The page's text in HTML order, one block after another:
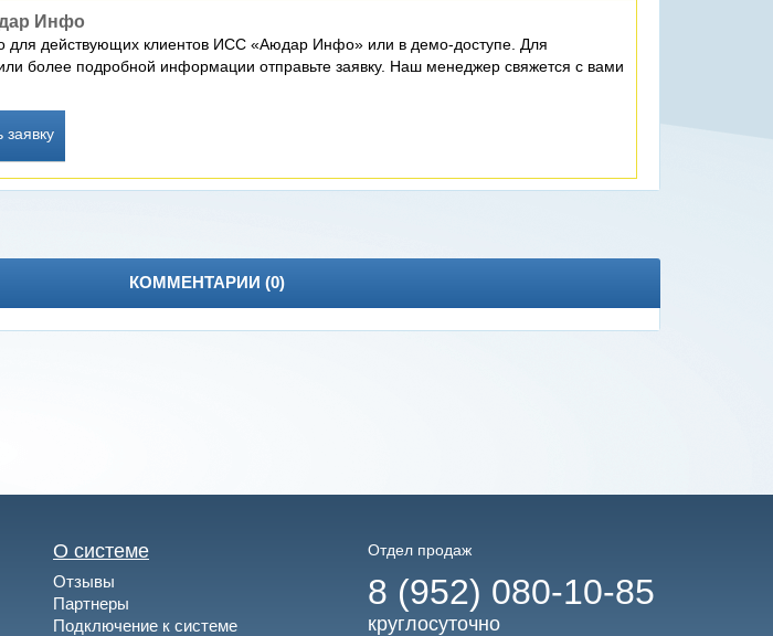
Инфо
для действующих клиентов ИСС «Аюдар Инфо» или в демо-доступе. Для
более подробной информации отправьте заявку. Наш менеджер свяжется с вами
заявку
КОММЕНТАРИИ (0)
О системе
Отзывы
Партнеры
Подключение к системе
Отдел продаж
8 (952) 080-10-85
круглосуточно